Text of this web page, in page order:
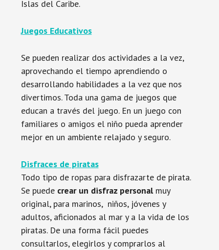
Islas del Caribe.
Juegos Educativos
Se pueden realizar dos actividades a la vez,
aprovechando el tiempo aprendiendo o
desarrollando habilidades a la vez que nos
divertimos. Toda una gama de juegos que
educan a través del juego. En un juego con
familiares o amigos el niño pueda aprender
mejor en un ambiente relajado y seguro.
Disfraces de piratas
Todo tipo de ropas para disfrazarte de pirata.
Se puede crear un disfraz personalmuy
original, para marinos, niños, jóvenes y
adultos, aficionados al mar y a la vida de los
piratas. De una forma fácil puedes
consultarlos, elegirlos y comprarlos al